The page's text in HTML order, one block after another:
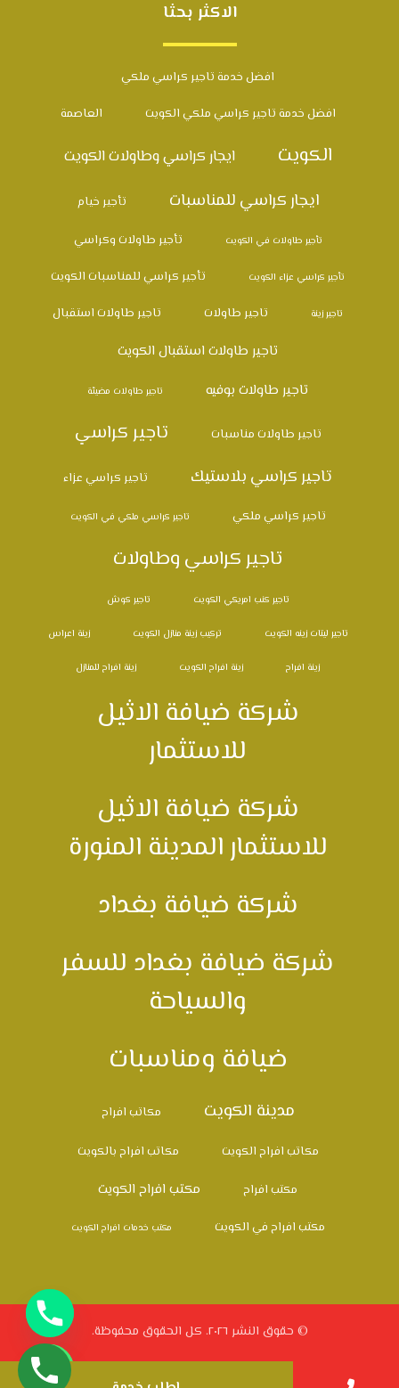
الاكثر بحثا
افضل خدمة تاجير كراسي ملكي
افضل خدمة تاجير كراسي ملكي الكويت العاصمة
الكويت ايجار كراسي وطاولات الكويت
ايجار كراسي للمناسبات تأجير خيام
تأجير طاولات في الكويت تأجير طاولات وكراسي
تأجير كراسي عزاء الكويت تأجير كراسي للمناسبات الكويت
تاجير زينة تاجير طاولات تاجير طاولات استقبال
تاجير طاولات استقبال الكويت
تاجير طاولات بوفيه
تاجير طاولات مضيئة
تاجير طاولات مناسبات تاجير كراسي
تاجير كراسي بلاستيك تاجير كراسي عزاء
تاجير كراسي ملكي تاجير كراسي ملكي في الكويت
تاجير كراسي وطاولات
تاجير كنب امريكي الكويت تاجير كوش
تاجير ليتات زينه الكويت تركيب زينة منازل الكويت زينة اعراس
زينة افراح زينة افراح الكويت زينة افراح للمنازل
شركة ضيافة الاثيل
للاستثمار
شركة ضيافة الاثيل
للاستثمار المدينة المنورة
شركة ضيافة بغداد
شركة ضيافة بغداد للسفر
والسياحة
ضيافة ومناسبات
مدينة الكويت مكاتب افراح
مكاتب افراح الكويت مكاتب افراح بالكويت
مكتب افراح مكتب افراح الكويت
مكتب افراح في الكويت مكتب خدمات افراح الكويت
© حقوق النشر ٢٠٢٦. كل الحقوق محفوظة.